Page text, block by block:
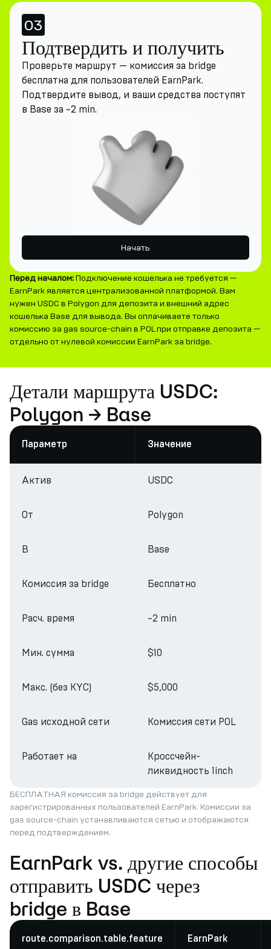
03
Подтвердить и получить
Проверьте маршрут — комиссия за bridge
бесплатна для пользователей EarnPark.
Подтвердите вывод, и ваши средства поступят
в Base за ~2 min.
Начать
Перед началом:Подключение кошелька не требуется —
EarnPark является централизованной платформой. Вам
нужен USDC в Polygon для депозита и внешний адрес
кошелька Base для вывода. Вы оплачиваете только
комиссию за gas source-chain в POL при отправке депозита —
отдельно от нулевой комиссии EarnPark за bridge.
Детали маршрута USDC:
Polygon → Base
Параметр Значение
Актив USDC
От Polygon
В Base
Комиссия за bridge Бесплатно
Расч. время ~2 min
Мин. сумма $10
Макс. (без KYC) $5,000
Gas исходной сети Комиссия сети POL
Работает на
Кроссчейн-
ликвидность 1inch
БЕСПЛАТНАЯ комиссия за bridge действует для
зарегистрированных пользователей EarnPark. Комиссии за
gas source-chain устанавливаются сетью и отображаются
перед подтверждением.
EarnPark vs. другие способы
отправить USDC через
bridge в Base
route.comparison.table.feature EarnPark